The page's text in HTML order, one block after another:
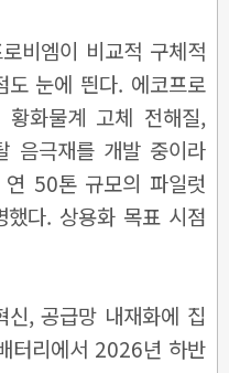
비엠이 비교적 구체적
도 눈에 띈다. 에코프로
화물계 고체 전해질,
음극재를 개발 중이라
50톤 규모의 파일럿
했다. 상용화 목표 시점
, 공급망 내재화에 집
터리에서 2026년 하반